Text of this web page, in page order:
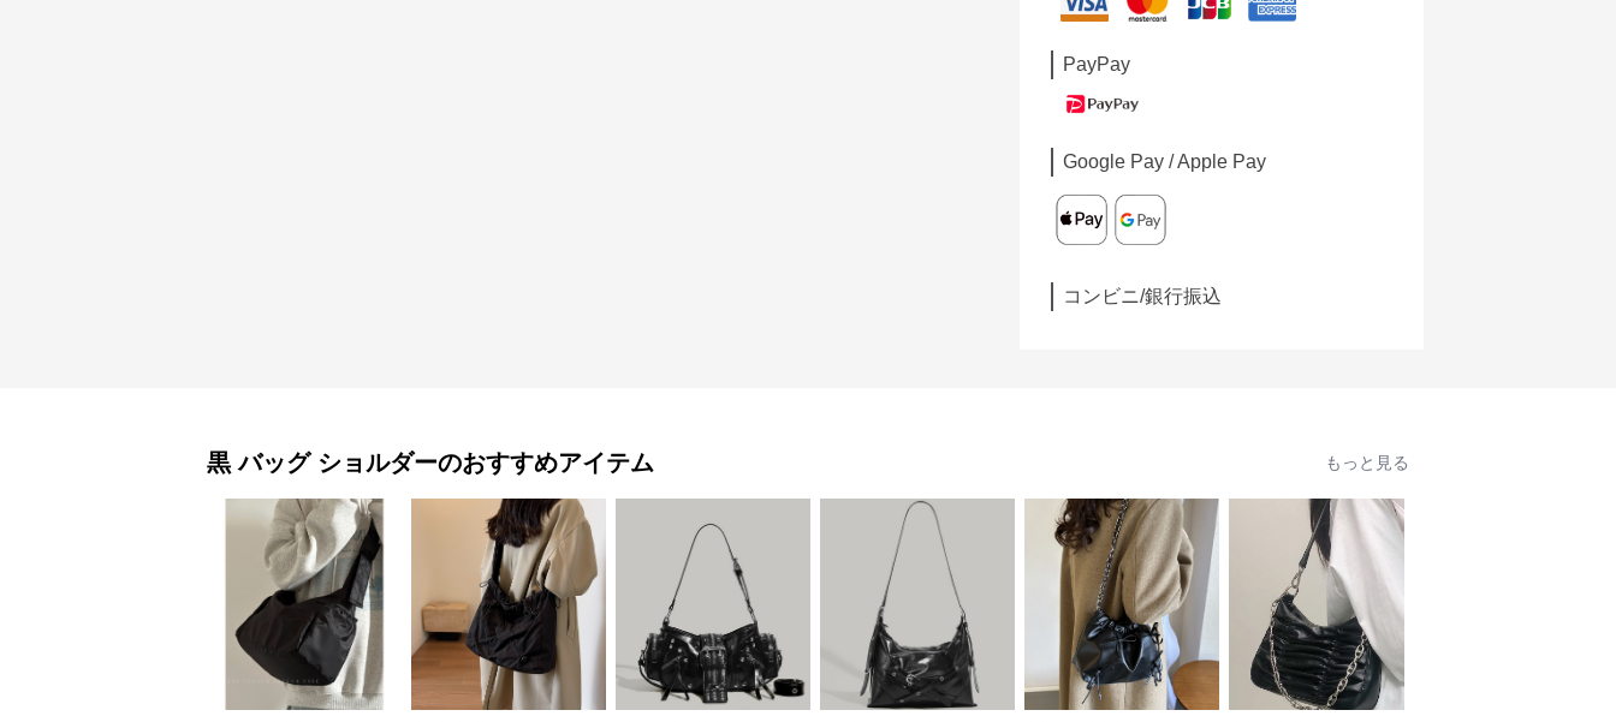
PayPay
Google Pay / Apple Pay
コンビニ/銀行振込
黒 バッグ ショルダーのおすすめアイテム もっと見る